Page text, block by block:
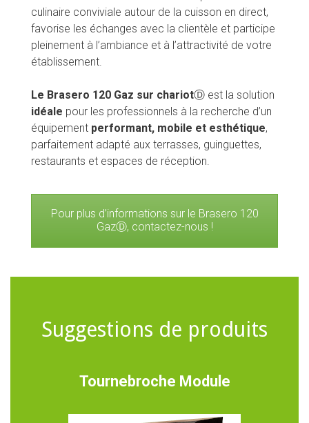
culinaire conviviale autour de la cuisson en direct,
favorise les échanges avec la clientèle et participe
pleinement à l’ambiance et à l’attractivité de votre
établissement.
Le Brasero 120 Gaz sur chariotⒹ est la solution
idéale pour les professionnels à la recherche d’un
équipement performant, mobile et esthétique,
parfaitement adapté aux terrasses, guinguettes,
restaurants et espaces de réception.
Pour plus d’informations sur le Brasero 120
GazⒹ, contactez-nous !
Suggestions de produits
Tournebroche Module